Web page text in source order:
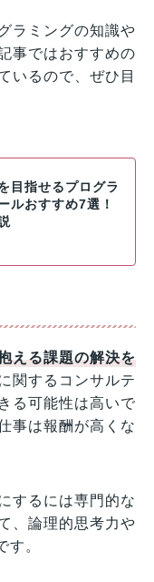
ラミングの知識や
事ではおすすめの
いるので、ぜひ目
目指せるプログラ
ルおすすめ7選！
える課題の解決を
関するコンサルテ
る可能性は高いで
事は報酬が高くな
するには専門的な
、論理的思考力や
す。